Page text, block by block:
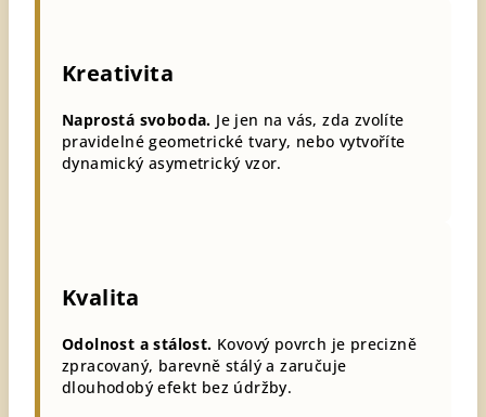
Kreativita
Naprostá svoboda. Je jen na vás, zda zvolíte
pravidelné geometrické tvary, nebo vytvoříte
dynamický asymetrický vzor.
Kvalita
Odolnost a stálost. Kovový povrch je precizně
zpracovaný, barevně stálý a zaručuje
dlouhodobý efekt bez údržby.